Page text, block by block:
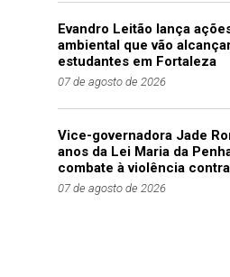
Evandro Leitão lança
ambiental que vão
estudantes em Fortaleza
07 de agosto de 2026
Vice-governadora Jade
anos da Lei Maria da
combate à violência
07 de agosto de 2026